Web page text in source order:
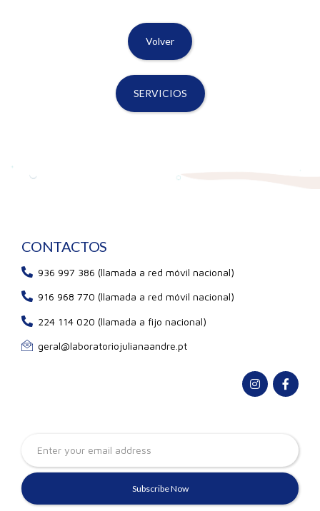
Volver
SERVICIOS
CONTACTOS
936 997 386 (llamada a red móvil nacional)
916 968 770 (llamada a red móvil nacional)
224 114 020 (llamada a fijo nacional)
geral@laboratoriojulianaandre.pt